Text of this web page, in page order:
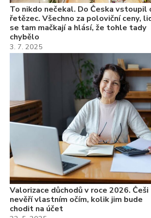
To nikdo nečekal. Do Česka vstoupil
řetězec. Všechno za poloviční ceny,
se tam mačkají a hlásí, že tohle tady
chybělo
3. 7. 2025
Valorizace důchodů v roce 2026. Češi
nevěří vlastním očím, kolik jim bude
chodit na účet